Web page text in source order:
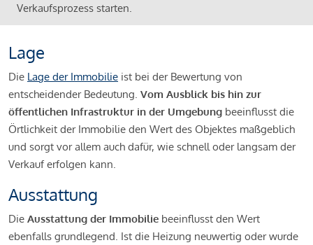
Verkaufsprozess starten.
Lage
Die Lage der Immobilie ist bei der Bewertung von
entscheidender Bedeutung. Vom Ausblick bis hin zur
öffentlichen Infrastruktur in der Umgebung beeinflusst die
Örtlichkeit der Immobilie den Wert des Objektes maßgeblich
und sorgt vor allem auch dafür, wie schnell oder langsam der
Verkauf erfolgen kann.
Ausstattung
Die Ausstattung der Immobilie beeinflusst den Wert
ebenfalls grundlegend. Ist die Heizung neuwertig oder wurde